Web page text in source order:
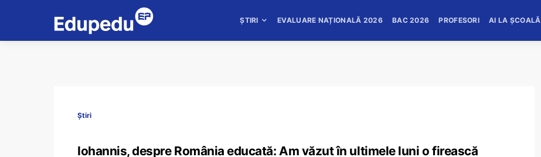
ȘTIRI EVALUARE NAȚIONALĂ 2026 BAC 2026 PROFESORI AI LA ȘCOALĂ
Știri
Iohannis, despre România educată: Am văzut în ultimele luni o firească